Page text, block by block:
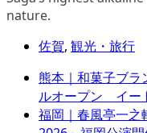
nature.
佐賀, 観光・旅行
熊本｜和菓子ブラ
ルオープン イー
福岡｜春風亭一之